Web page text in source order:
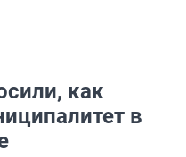
как
в